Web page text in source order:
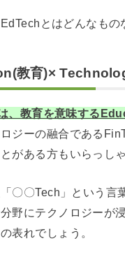
とはどんなもの
教育)×
、教育を意味する
ジーの融合である
がある方もいらっし
〇〇Tech」という言
野にテクノロジーが
表れでしょう。